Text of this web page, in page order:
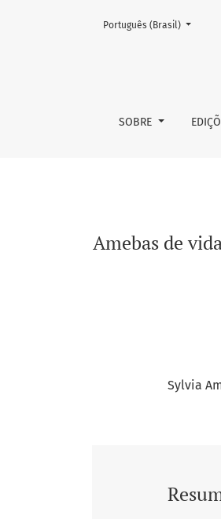
Amebas de vida livre
SOBRE
Mudar o idioma. O atual é:
Português (Brasil)
Amebas de
Sylvia